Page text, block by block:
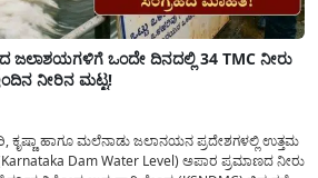
ಜಲಾಶಯಗಳಿಗೆ ಒಂದೇ ದಿನದಲ್ಲಿ 34 TMC ನೀರು
ನೀರಿನ ಮಟ್ಟ!
ಕೃಷ್ಣಾ ಹಾಗೂ ಮಲೆನಾಡು ಜಲಾನಯನ ಪ್ರದೇಶಗಳಲ್ಲಿ ಉತ್ತಮ
Dam Water Level) ಅಪಾರ ಪ್ರಮಾಣದ ನೀರು